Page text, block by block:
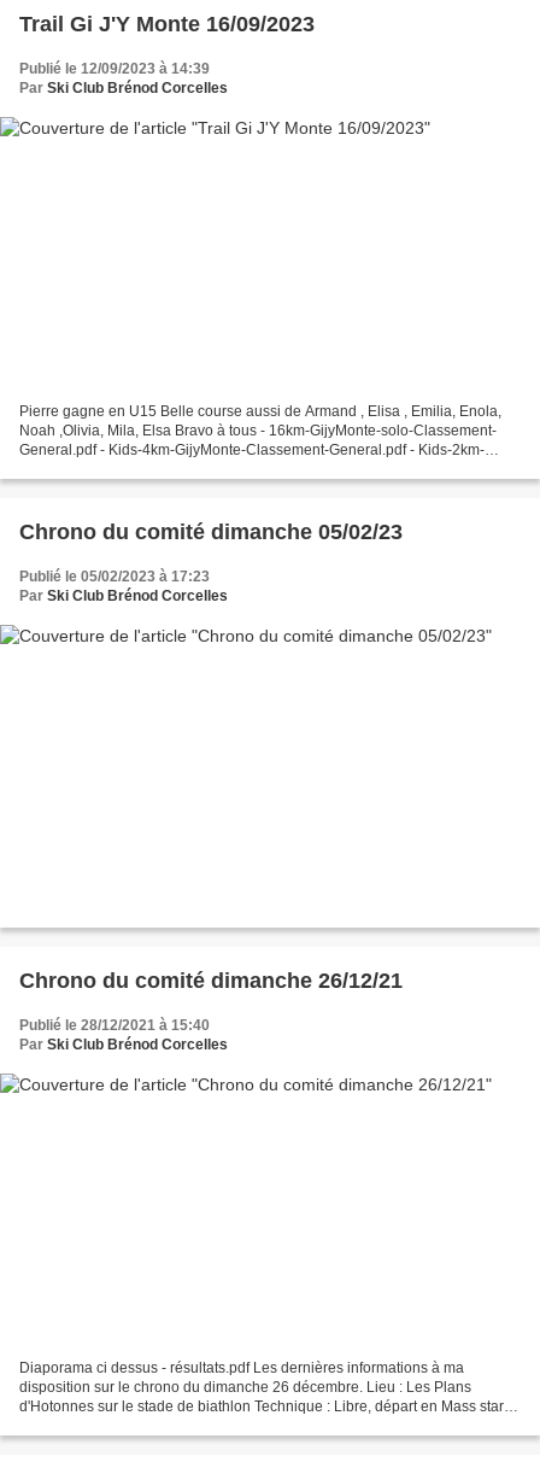
Trail Gi J'Y Monte 16/09/2023
Publié le 12/09/2023 à 14:39
Par Ski Club Brénod Corcelles
Pierre gagne en U15 Belle course aussi de Armand , Elisa , Emilia, Enola,
Noah ,Olivia, Mila, Elsa Bravo à tous - 16km-GijyMonte-solo-Classement-
General.pdf - Kids-4km-GijyMonte-Classement-General.pdf - Kids-2km-
Chrono du comité dimanche 05/02/23
Publié le 05/02/2023 à 17:23
Par Ski Club Brénod Corcelles
Chrono du comité dimanche 26/12/21
Publié le 28/12/2021 à 15:40
Par Ski Club Brénod Corcelles
Diaporama ci dessus - résultats.pdf Les dernières informations à ma
disposition sur le chrono du dimanche 26 décembre. Lieu : Les Plans
d'Hotonnes sur le stade de biathlon Technique : Libre, départ en Mass start.